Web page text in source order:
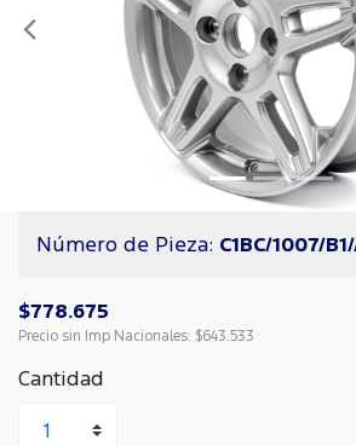
Anterior
Número de Pieza: C1BC/1007/
$778.675
Precio sin Imp Nacionales: $643.533
Cantidad